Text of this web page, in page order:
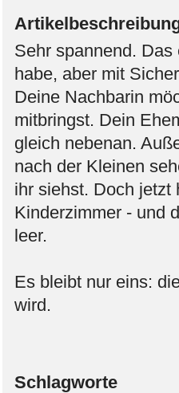
Sehr spannend.
habe, aber mit
Deine Nachbarin
mitbringst. Dein
gleich nebenan.
nach der Kleinen
ihr siehst. Doch jetzt
Kinderzimmer - und
leer.
Es bleibt nur eins:
wird.
Schlagworte